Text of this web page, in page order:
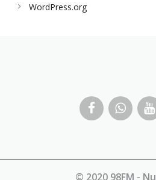
WordPress.org
© 2020 98FM -